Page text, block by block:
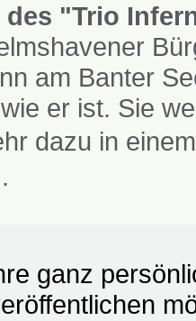
des "Trio
am Banter
er ist. Sie
dazu in
ganz